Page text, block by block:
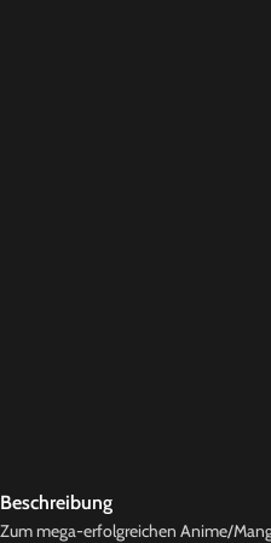
Beschreibung
Zum mega-erfolgreichen Anime/